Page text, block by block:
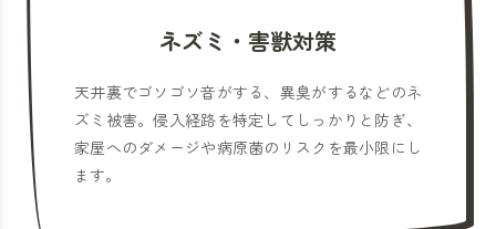
ネズミ・害獣対策
天井裏でゴソゴソ音がする、異臭がするなどのネ
ズミ被害。侵入経路を特定してしっかりと防ぎ、
家屋へのダメージや病原菌のリスクを最小限にし
ます。